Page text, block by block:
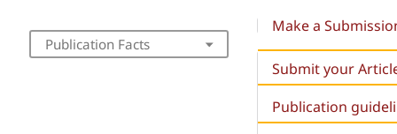
Publication Facts
Make a
Submit your
Publication